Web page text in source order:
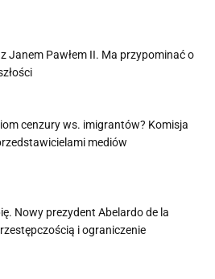
Janem Pawłem II. Ma przypominać o
cenzury ws. imigrantów? Komisja
mediów
Nowy prezydent Abelardo de la
i ograniczenie